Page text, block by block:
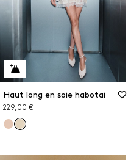
Haut long en soie habotai
229,00 €